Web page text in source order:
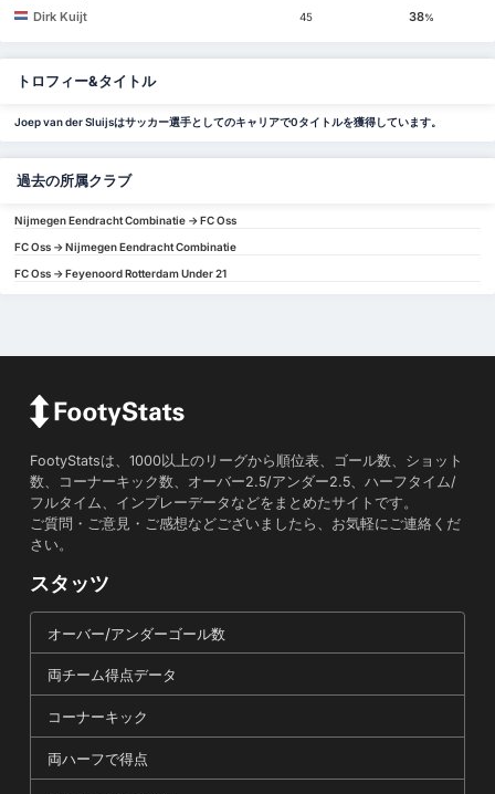
Dirk Kuijt 45 38%
トロフィー&タイトル
Joep van der Sluijsはサッカー選手としてのキャリアで0タイトルを獲得しています。
過去の所属クラブ
Nijmegen Eendracht Combinatie -> FC Oss
FC Oss -> Nijmegen Eendracht Combinatie
FC Oss -> Feyenoord Rotterdam Under 21
FootyStatsは、1000以上のリーグから順位表、ゴール数、ショット
数、コーナーキック数、オーバー2.5/アンダー2.5、ハーフタイム/
フルタイム、インプレーデータなどをまとめたサイトです。
ご質問・ご意見・ご感想などございましたら、お気軽にご連絡くだ
さい。
スタッツ
オーバー/アンダーゴール数
両チーム得点データ
コーナーキック
両ハーフで得点